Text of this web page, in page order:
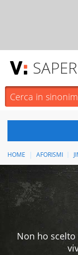
HOME AFORISMI
Non ho